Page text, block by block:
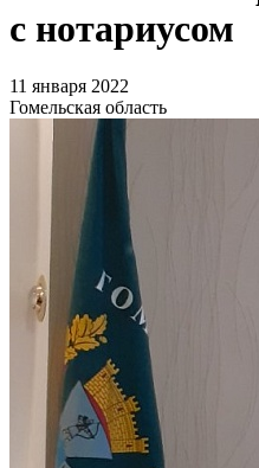
с нотариусом
11 января 2022
Гомельская область